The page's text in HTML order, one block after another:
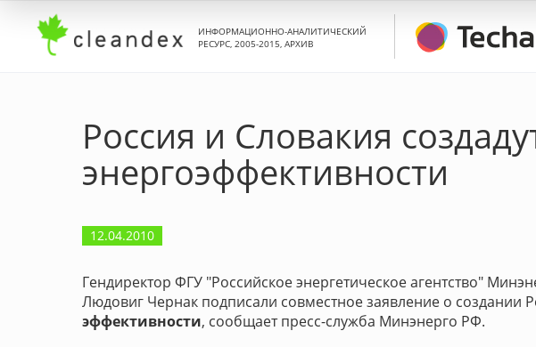
ИНФОРМАЦИОННО-АНАЛИТИЧЕСКИЙ
РЕСУРС, 2005-2015, АРХИВ
Россия и Словакия
энергоэффективности
12.04.2010
Гендиректор ФГУ "Российское энергетическое агентство"
Людовиг Чернак подписали совместное заявление о создании
эффективности, сообщает пресс-служба Минэнерго РФ.